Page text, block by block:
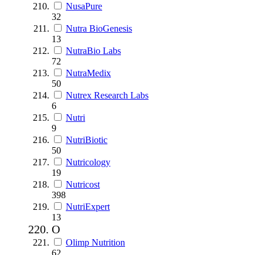
NusaPure
32
Nutra BioGenesis
13
NutraBio Labs
72
NutraMedix
50
Nutrex Research Labs
6
Nutri
9
NutriBiotic
50
Nutricology
19
Nutricost
398
NutriExpert
13
O
Olimp Nutrition
62